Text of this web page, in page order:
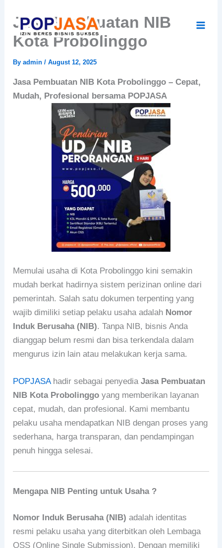
content
Jasa Pembuatan NIB
Kota Probolinggo
Byadmin/August 12, 2025
Jasa Pembuatan NIB Kota Probolinggo – Cepat,
Mudah, Profesional bersama POPJASA
Memulai usaha di Kota Probolinggo kini semakin
mudah berkat hadirnya sistem perizinan online dari
pemerintah. Salah satu dokumen terpenting yang
wajib dimiliki setiap pelaku usaha adalah Nomor
Induk Berusaha (NIB). Tanpa NIB, bisnis Anda
dianggap belum resmi dan bisa terkendala dalam
mengurus izin lain atau melakukan kerja sama.
POPJASAhadir sebagai penyediaJasa Pembuatan
NIB Kota Probolinggo yang memberikan layanan
cepat, mudah, dan profesional. Kami membantu
pelaku usaha mendapatkan NIB dengan proses yang
sederhana, harga transparan, dan pendampingan
penuh hingga selesai.
Mengapa NIB Penting untuk Usaha ?
Nomor Induk Berusaha (NIB) adalah identitas
resmi pelaku usaha yang diterbitkan oleh Lembaga
OSS (Online Single Submission). Dengan memiliki